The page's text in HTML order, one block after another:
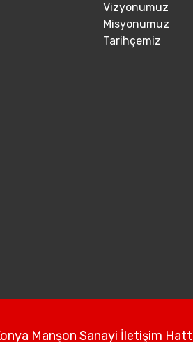
Vizyonumuz
Misyonumuz
Tarihçemiz
Manşon Sanayi İletişim